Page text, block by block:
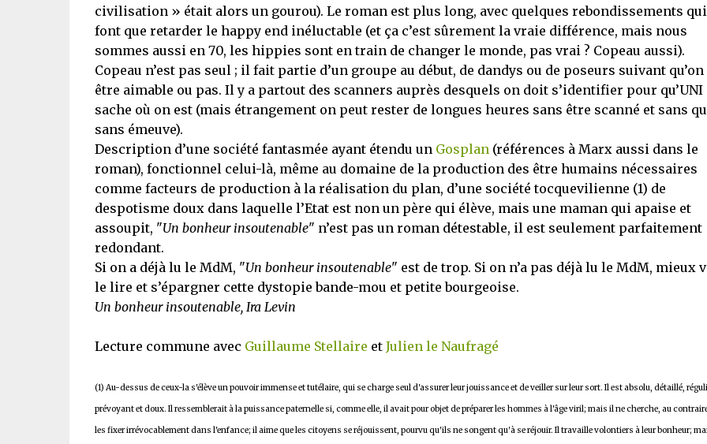
civilisation » était alors un gourou). Le roman est plus long, avec quelques rebondissements
font que retarder le happy end inéluctable (et ça c’est sûrement la vraie différence, mais nous
sommes aussi en 70, les hippies sont en train de changer le monde, pas vrai ? Copeau aussi).
Copeau n’est pas seul ; il fait partie d’un groupe au début, de dandys ou de poseurs suivant qu’on
être aimable ou pas. Il y a partout des scanners auprès desquels on doit s’identifier pour qu’UNI
sache où on est (mais étrangement on peut rester de longues heures sans être scanné et sans
sans émeuve).
Description d’une société fantasmée ayant étendu un Gosplan(références à Marx aussi dans le
roman), fonctionnel celui-là, même au domaine de la production des être humains nécessaires
comme facteurs de production à la réalisation du plan, d’une société tocquevilienne (1) de
despotisme doux dans laquelle l’Etat est non un père qui élève, mais une maman qui apaise et
assoupit, "Un bonheur insoutenable" n’est pas un roman détestable, il est seulement parfaitement
redondant.
Si on a déjà lu le MdM, "Un bonheur insoutenable" est de trop. Si on n’a pas déjà lu le MdM, mieux
le lire et s’épargner cette dystopie bande-mou et petite bourgeoise.
Un bonheur insoutenable, Ira Levin
Lecture commune avec Guillaume Stellaire et Julien le Naufragé
(1) Au-dessus de ceux-la s'élève un pouvoir immense et tutélaire, qui se charge seul d'assurer leur jouissance et de veiller sur leur sort. Il est absolu, détaillé,
prévoyant et doux. Il ressemblerait à la puissance paternelle si, comme elle, il avait pour objet de préparer les hommes à l'âge viril; mais il ne cherche, au
les fixer irrévocablement dans l'enfance; il aime que les citoyens se réjouissent, pourvu qu'ils ne songent qu'à se réjouir. Il travaille volontiers à leur bonheur;